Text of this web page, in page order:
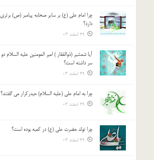
چرا امام علی (ع) بر سایر صحابه پیامبر (ص) برتری
دارد؟
29 اسفند 03
آیا شمشیر (ذوالفقار ) امیر المومنین علیه السلام دو
سر داشته است؟
29 اسفند 03
چرا به امام علی (علیه السلام) حیدرکرار می گفتند؟
29 اسفند 03
چرا تولد حضرت علی (ع) در کعبه بوده است؟
29 اسفند 03